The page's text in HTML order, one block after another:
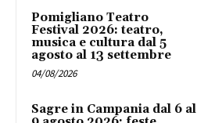
Pomigliano Teatro
Festival 2026: teatro,
musica e cultura dal 5
agosto al 13 settembre
04/08/2026
Sagre in Campania dal 6 al